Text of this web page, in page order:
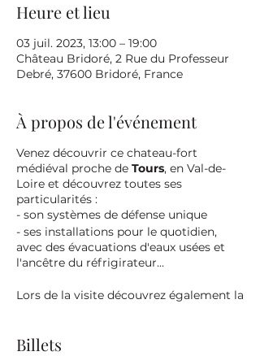
Heure et lieu
03 juil. 2023, 13:00 – 19:00
Château Bridoré, 2 Rue du Professeur
Debré, 37600 Bridoré, France
À propos de l'événement
Venez découvrir ce chateau-fort
médiéval proche de Tours, en Val-de-
Loire et découvrez toutes ses
particularités :
- son systèmes de défense unique
- ses installations pour le quotidien,
avec des évacuations d'eaux usées et
l'ancêtre du réfrigirateur...
Lors de la visite découvrez également la
en réalité virtuelle.
Billets